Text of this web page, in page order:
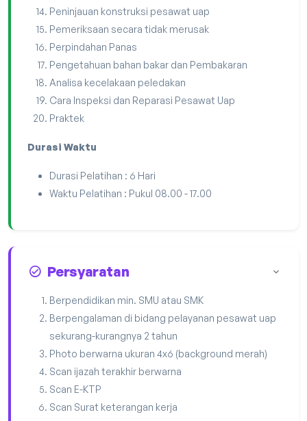
Peninjauan konstruksi pesawat uap
Pemeriksaan secara tidak merusak
Perpindahan Panas
Pengetahuan bahan bakar dan Pembakaran
Analisa kecelakaan peledakan
Cara Inspeksi dan Reparasi Pesawat Uap
Praktek
Durasi Waktu
Durasi Pelatihan : 6 Hari
Waktu Pelatihan : Pukul 08.00 - 17.00
Persyaratan
Berpendidikan min. SMU atau SMK
Berpengalaman di bidang pelayanan pesawat uap
sekurang-kurangnya 2 tahun
Photo berwarna ukuran 4x6 (background merah)
Scan ijazah terakhir berwarna
Scan E-KTP
Scan Surat keterangan kerja